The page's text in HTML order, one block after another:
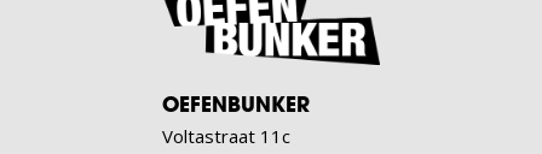
OEFENBUNKER
Voltastraat 11c